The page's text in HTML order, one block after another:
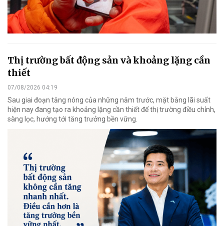
Thị trường bất động sản và khoảng lặng cần
thiết
07/08/2026 04:19
Sau giai đoạn tăng nóng của những năm trước, mặt bằng lãi suất
hiện nay đang tạo ra khoảng lặng cần thiết để thị trường điều chỉnh,
sàng lọc, hướng tới tăng trưởng bền vững.